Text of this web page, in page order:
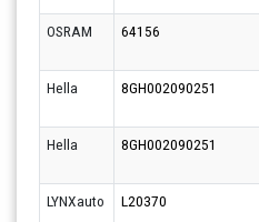
OSRAM 64156
Hella 8GH002090251
Hella
8GH002090251
LYNXauto
L20370